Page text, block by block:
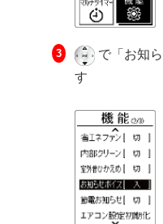
で「お知
す